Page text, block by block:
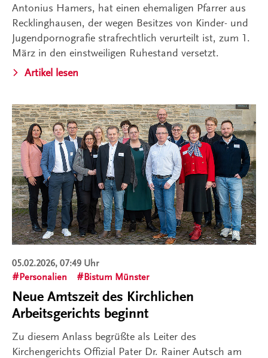
Antonius Hamers, hat einen ehemaligen Pfarrer aus
Recklinghausen, der wegen Besitzes von Kinder- und
Jugendpornografie strafrechtlich verurteilt ist, zum 1.
März in den einstweiligen Ruhestand versetzt.
Artikel lesen
05.02.2026, 07:49 Uhr
Personalien
Bistum Münster
Neue Amtszeit des Kirchlichen
Arbeitsgerichts beginnt
Zu diesem Anlass begrüßte als Leiter des
Kirchengerichts Offizial Pater Dr. Rainer Autsch am